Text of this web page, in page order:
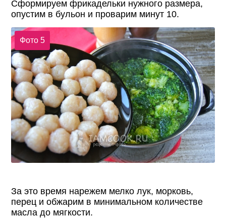
Сформируем фрикадельки нужного размера,
опустим в бульон и проварим минут 10.
Фото 5
За это время нарежем мелко лук, морковь,
перец и обжарим в минимальном количестве
масла до мягкости.